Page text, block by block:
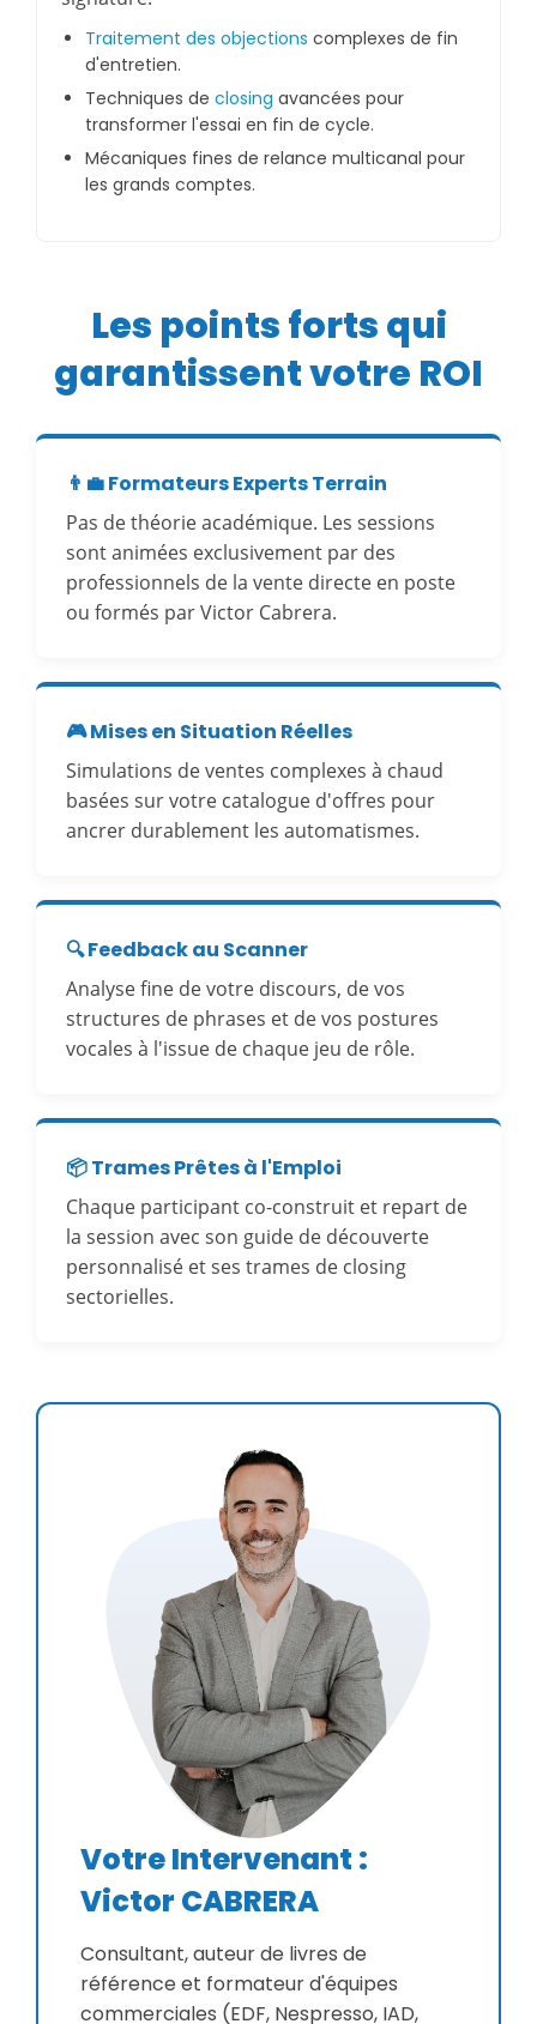
Traitement des objections complexes de fin
d'entretien.
Techniques de closing avancées pour
transformer l'essai en fin de cycle.
Mécaniques fines de relance multicanal pour
les grands comptes.
Les points forts qui
garantissent votre ROI
👨‍💼 Formateurs Experts Terrain
Pas de théorie académique. Les sessions
sont animées exclusivement par des
professionnels de la vente directe en poste
ou formés par Victor Cabrera.
🎮 Mises en Situation Réelles
Simulations de ventes complexes à chaud
basées sur votre catalogue d'offres pour
ancrer durablement les automatismes.
🔍 Feedback au Scanner
Analyse fine de votre discours, de vos
structures de phrases et de vos postures
vocales à l'issue de chaque jeu de rôle.
📦 Trames Prêtes à l'Emploi
Chaque participant co-construit et repart de
la session avec son guide de découverte
personnalisé et ses trames de closing
sectorielles.
Votre Intervenant :
Victor CABRERA
Consultant, auteur de livres de
référence et formateur d'équipes
commerciales (EDF, Nespresso, IAD,